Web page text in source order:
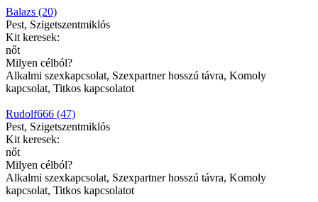
Balazs (20)
Pest, Szigetszentmiklós
Kit keresek:
nőt
Milyen célból?
Alkalmi szexkapcsolat, Szexpartner hosszú távra, Komoly
kapcsolat, Titkos kapcsolatot
Rudolf666 (47)
Pest, Szigetszentmiklós
Kit keresek:
nőt
Milyen célból?
Alkalmi szexkapcsolat, Szexpartner hosszú távra, Komoly
kapcsolat, Titkos kapcsolatot